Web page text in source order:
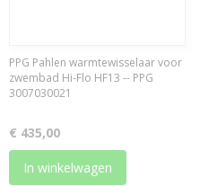
PPG Pahlen warmtewisselaar voor
zwembad Hi-Flo HF13 -- PPG
3007030021
€ 435,00
In winkelwagen